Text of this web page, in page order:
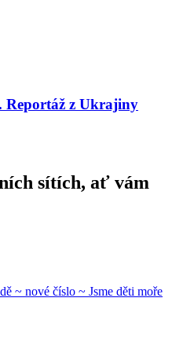
Reportáž z Ukrajiny
sítích, ať vám
~ novéčíslo ~ Jsme děti moře